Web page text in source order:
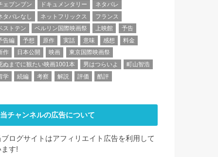
ェブンブン
ドキュメンタリー
ネタバレ
タバレなし
ネットフリックス
フランス
ストテン
ベルリン国際映画祭 上映館
予告
告編
予想 原作 実話 意味 感想
料金
作
日本公開 映画
東京国際映画祭
ぬまでに観たい映画1001本
男はつらいよ
町山智浩
学
続編 考察 解説 評価 酷評
当チャンネルの広告について
ブログサイトはアフィリエイト広告を利用して
ます!